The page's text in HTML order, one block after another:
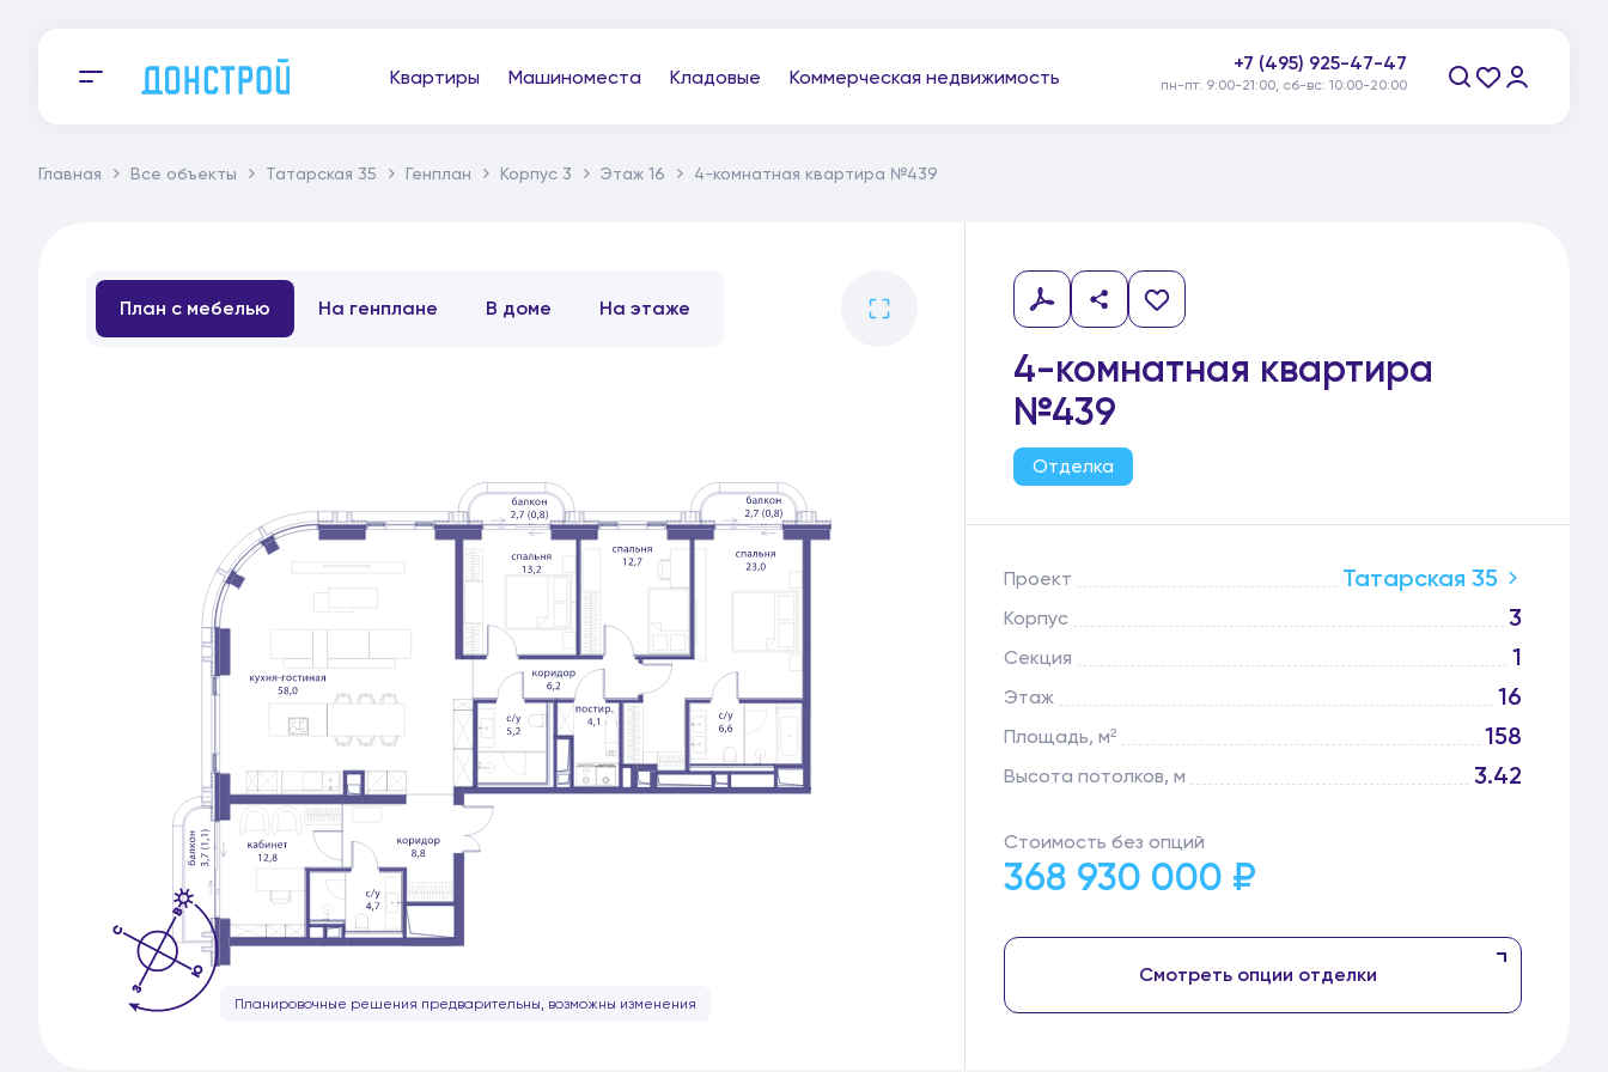
Квартиры Машиноместа Кладовые Коммерческая недвижимость
+7 (495) 925-47-47
пн-пт: 9:00-21:00, сб-вс: 10:00-20:00
Главная Все объекты Татарская 35 Генплан Корпус 3 Этаж 16 4-комнатная квартира №439
4-комнатная квартира
№439
Отделка
Планировочные решения предварительны, возможны изменения
План с мебелью На генплане В доме На этаже
Проект Татарская 35
Корпус 3
Секция 1
Этаж 16
Площадь, м² 158
Высота потолков, м 3.42
Стоимость без опций
368 930 000 ₽
Смотреть опции отделки